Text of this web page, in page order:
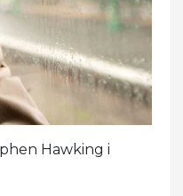
Hawking i